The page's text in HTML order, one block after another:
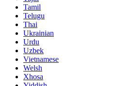
Tamil
Telugu
Thai
Ukrainian
Urdu
Uzbek
Vietnamese
Welsh
Xhosa